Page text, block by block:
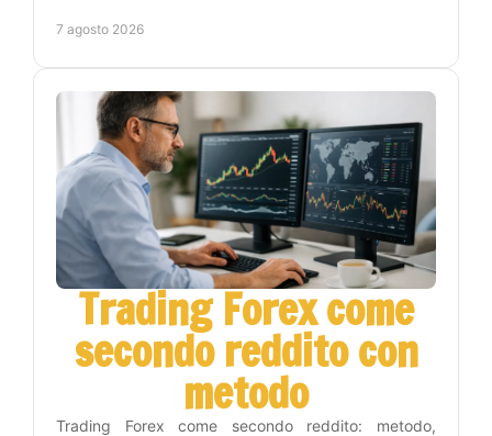
7 agosto 2026
Trading Forex come
secondo reddito con
metodo
Trading Forex come secondo reddito: metodo,